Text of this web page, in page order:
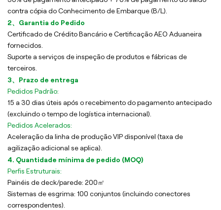
contra cópia do Conhecimento de Embarque (B/L).
2、Garantia do Pedido
Certificado de Crédito Bancário e Certificação AEO Aduaneira
fornecidos.
Suporte a serviços de inspeção de produtos e fábricas de
terceiros.
3、Prazo de entrega
Pedidos Padrão:
15 a 30 dias úteis após o recebimento do pagamento antecipado
(excluindo o tempo de logística internacional).
Pedidos Acelerados:
Aceleração da linha de produção VIP disponível (taxa de
agilização adicional se aplica).
4. Quantidade mínima de pedido (MOQ)
Perfis Estruturais:
Painéis de deck/parede: 200㎡
Sistemas de esgrima: 100 conjuntos (incluindo conectores
correspondentes).